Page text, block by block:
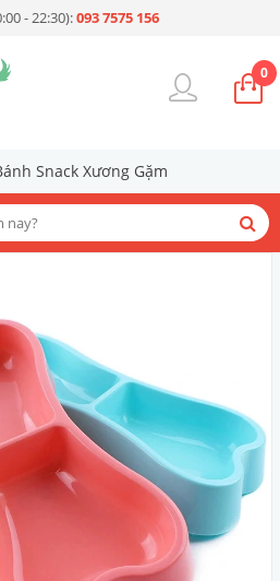
- 22:30):093 7575 156
0
Snack Xương Gặm